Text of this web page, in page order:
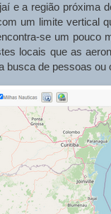
e a região próxima
um limite vertical
se um pouco
locais que as
de pessoas ou